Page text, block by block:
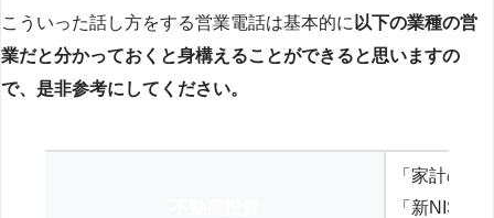
こういった話し方をする営業電話は基本的に 以下の業種の営
業だと分かっておくと身構えることができると思いますの
で、是非参考にしてください。
「家計の見
「新NISA